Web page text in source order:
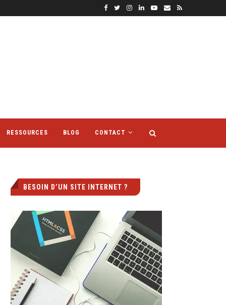
RESSOURCES BLOG CONTACT
BESOIN D’UN SITE INTERNET ?